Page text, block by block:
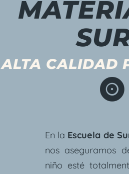
ALTA CALIDAD

En la Escuela de
nos aseguramos
niño esté